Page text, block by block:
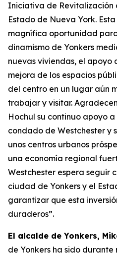
Iniciativa de Revitalización
Estado de Nueva York.
magnífica oportunidad
dinamismo de Yonkers
nuevas viviendas, el apoyo
mejora de los espacios
del centro en un lugar aún
trabajar y visitar.
Hochul su continuo apoyo
condado de Westchester y
unos centros urbanos
una economía regional
Westchester espera seguir
ciudad de Yonkers y el
garantizar que esta
duraderos”.
El alcalde de Yonkers,
de Yonkers ha sido